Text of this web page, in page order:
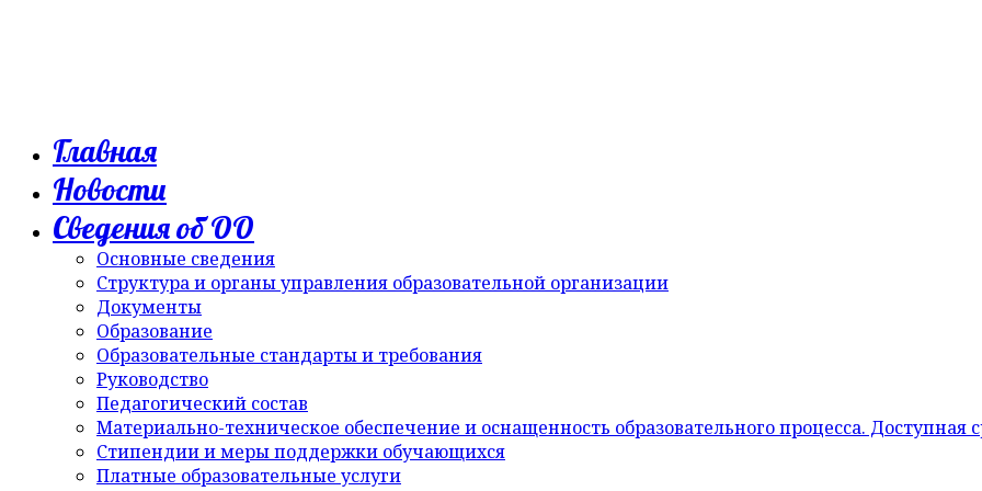
Главная
Новости
Сведения об ОО
Основные сведения
Структура и органы управления образовательной организации
Документы
Образование
Образовательные стандарты и требования
Руководство
Педагогический состав
Материально-техническое обеспечение и оснащенность образовательного процесса. Доступная
Стипендии и меры поддержки обучающихся
Платные образовательные услуги